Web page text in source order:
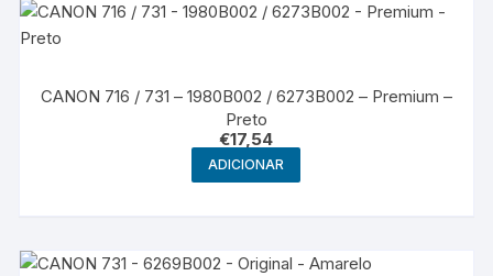
CANON 716 / 731 – 1980B002 / 6273B002 – Premium –
Preto
€17,54
ADICIONAR